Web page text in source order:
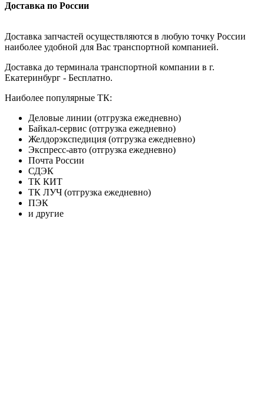
Доставка по России
Доставка запчастей осуществляются в любую точку России
наиболее удобной для Вас транспортной компанией.
Доставка до терминала транспортной компании в г.
Екатеринбург - Бесплатно.
Наиболее популярные ТК:
Деловые линии (отгрузка ежедневно)
Байкал-сервис (отгрузка ежедневно)
Желдорэкспедиция (отгрузка ежедневно)
Экспресс-авто (отгрузка ежедневно)
Почта России
СДЭК
ТК КИТ
ТК ЛУЧ (отгрузка ежедневно)
ПЭК
и другие